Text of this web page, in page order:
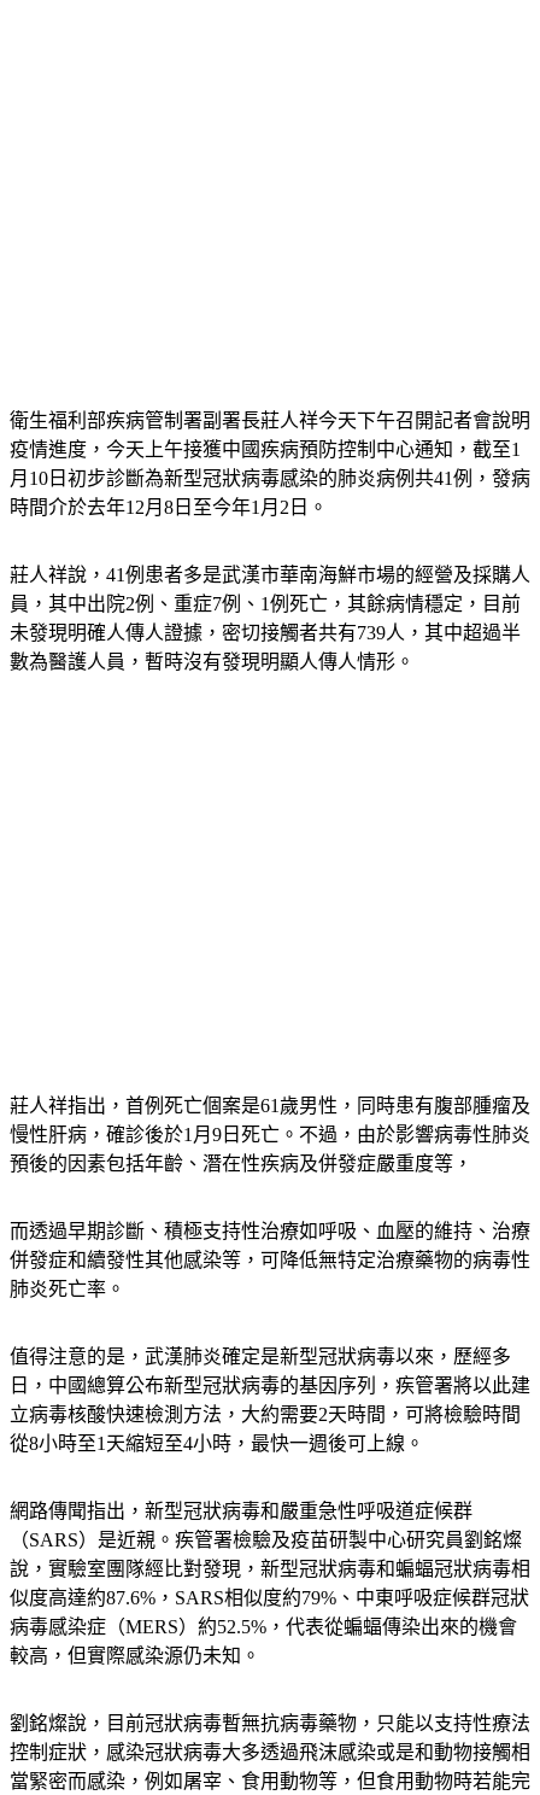
衛生福利部疾病管制署副署長莊人祥今天下午召開記者會說明
疫情進度，今天上午接獲中國疾病預防控制中心通知，截至1
月10日初步診斷為新型冠狀病毒感染的肺炎病例共41例，發病
時間介於去年12月8日至今年1月2日。
莊人祥說，41例患者多是武漢市華南海鮮市場的經營及採購人
員，其中出院2例、重症7例、1例死亡，其餘病情穩定，目前
未發現明確人傳人證據，密切接觸者共有739人，其中超過半
數為醫護人員，暫時沒有發現明顯人傳人情形。
莊人祥指出，首例死亡個案是61歲男性，同時患有腹部腫瘤及
慢性肝病，確診後於1月9日死亡。不過，由於影響病毒性肺炎
預後的因素包括年齡、潛在性疾病及併發症嚴重度等，
而透過早期診斷、積極支持性治療如呼吸、血壓的維持、治療
併發症和續發性其他感染等，可降低無特定治療藥物的病毒性
肺炎死亡率。
值得注意的是，武漢肺炎確定是新型冠狀病毒以來，歷經多
日，中國總算公布新型冠狀病毒的基因序列，疾管署將以此建
立病毒核酸快速檢測方法，大約需要2天時間，可將檢驗時間
從8小時至1天縮短至4小時，最快一週後可上線。
網路傳聞指出，新型冠狀病毒和嚴重急性呼吸道症候群
（SARS）是近親。疾管署檢驗及疫苗研製中心研究員劉銘燦
說，實驗室團隊經比對發現，新型冠狀病毒和蝙蝠冠狀病毒相
似度高達約87.6%，SARS相似度約79%、中東呼吸症候群冠狀
病毒感染症（MERS）約52.5%，代表從蝙蝠傳染出來的機會
較高，但實際感染源仍未知。
劉銘燦說，目前冠狀病毒暫無抗病毒藥物，只能以支持性療法
控制症狀，感染冠狀病毒大多透過飛沫感染或是和動物接觸相
當緊密而感染，例如屠宰、食用動物等，但食用動物時若能完